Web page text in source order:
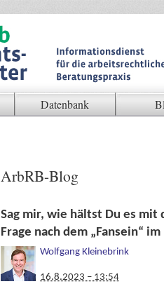
Datenbank
ArbRB-Blog
Sag mir, wie hältst Du es mit
Frage nach dem „Fansein“
Wolfgang Kleinebrink
16.8.2023 – 13:54